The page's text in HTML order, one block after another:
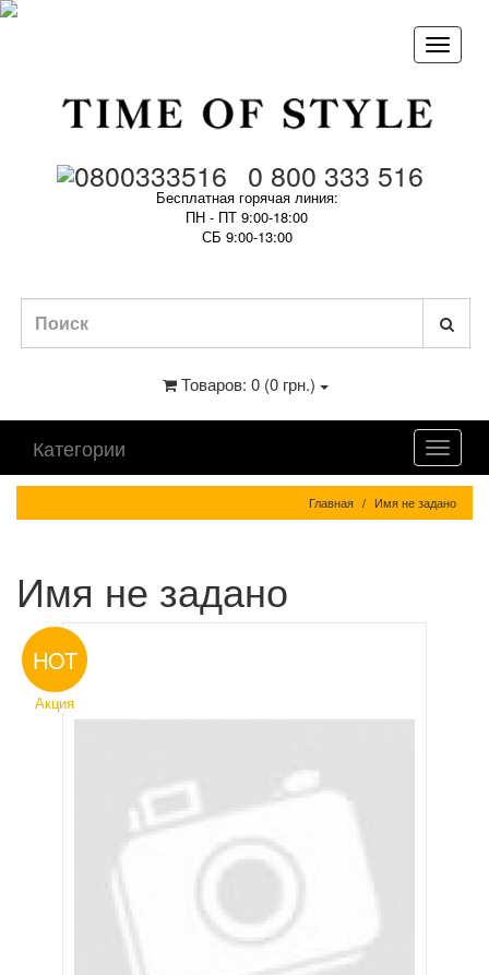
0 800 333 516
Бесплатная горячая линия:
ПН - ПТ 9:00-18:00
СБ 9:00-13:00
Товаров: 0 (0 грн.)
Категории
Главная Имя не задано
Имя не задано
HOT
Акция